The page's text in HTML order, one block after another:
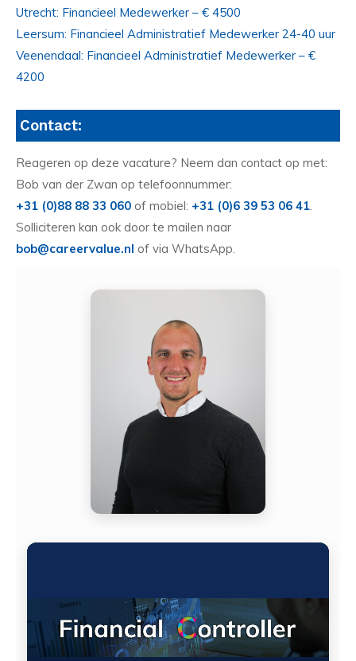
Utrecht: Financieel Medewerker – € 4500
Leersum: Financieel Administratief Medewerker 24-40 uur
Veenendaal: Financieel Administratief Medewerker – €
4200
Contact:
Reageren op deze vacature? Neem dan contact op met:
Bob van der Zwan op telefoonnummer:
+31 (0)88 88 33 060 of mobiel: +31 (0)6 39 53 06 41
Solliciteren kan ook door te mailen naar
bob@careervalue.nl of via WhatsApp.